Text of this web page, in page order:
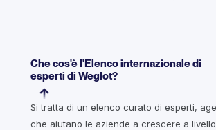
Che cos'è l'Elenco internazionale di
esperti di Weglot?
Si tratta di un elenco curato di esperti,
che aiutano le aziende a crescere a livello